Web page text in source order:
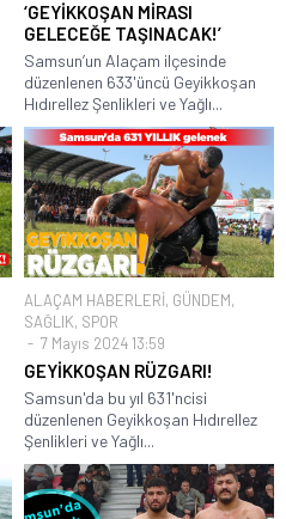
‘GEYİKKOŞAN MİRASI
GELECEĞE TAŞINACAK!’
Samsun’un Alaçam ilçesinde
düzenlenen 633'üncü Geyikkoşan
Hıdırellez Şenlikleri ve Yağlı...
ALAÇAM HABERLERİ, GÜNDEM,
SAĞLIK, SPOR
7 Mayıs 2024 13:59
GEYİKKOŞAN RÜZGARI!
Samsun'da bu yıl 631'ncisi
düzenlenen Geyikkoşan Hıdırellez
Şenlikleri ve Yağlı...